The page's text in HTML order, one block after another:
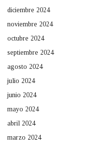
diciembre 2024
noviembre 2024
octubre 2024
septiembre 2024
agosto 2024
julio 2024
junio 2024
mayo 2024
abril 2024
marzo 2024